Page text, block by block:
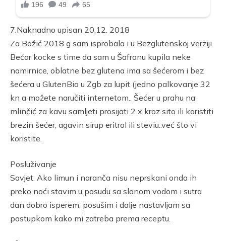
7.Naknadno upisan 20.12. 2018
Za Božić 2018 g sam isprobala i u Bezglutenskoj verziji
Bećar kocke s time da sam u Šafranu kupila neke
namirnice, oblatne bez glutena ima sa šećerom i bez
šećera u GlutenBio u Zgb za lupit (jedno palkovanje 32
kn a možete naručiti internetom.. Šećer u prahu na
mlinčić za kavu samljeti prosijati 2 x kroz sito ili koristiti
brezin šećer, agavin sirup eritrol ili steviu..već što vi
koristite.
Posluživanje
Savjet: Ako limun i naranča nisu neprskani onda ih
preko noći stavim u posudu sa slanom vodom i sutra
dan dobro isperem, posušim i dalje nastavljam sa
postupkom kako mi zatreba prema receptu.